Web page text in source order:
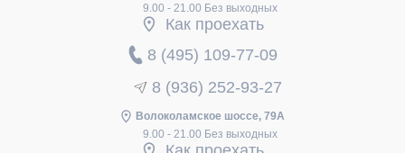
9.00 - 21.00 Без выходных
Как проехать
8 (495) 109-77-09
8 (936) 252-93-27
Волоколамское шоссе, 79А
9.00 - 21.00 Без выходных